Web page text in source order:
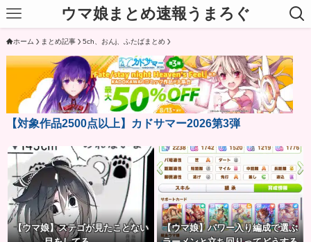
ウマ娘まとめ速報うまろぐ
ホーム まとめ記事 5ch、おんj、ふたばまとめ
【対象作品2500点以上】カドサマー2026第3弾
【ウマ娘】ステゴが見たことない
【ウマ娘】パワー入り編成で選ぶ